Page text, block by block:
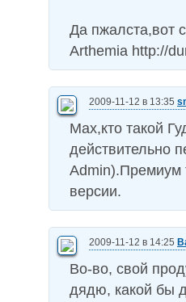
Да пжалста,вот
Arthemia http://
2009-11-12 в 13:35
Max,кто такой
действительно
Admin).Премиум
версии.
2009-11-12 в 14:25
Во-во, свой
дядю, какой бы